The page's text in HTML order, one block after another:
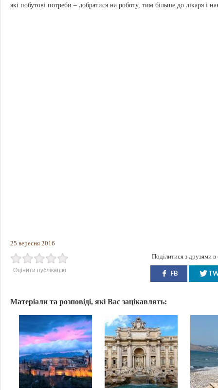
які побутові потреби – добратися на роботу, тим більше до лікаря і
25 вересня 2016
Оцінити публікацію
Поділитися з друзями
FB
Матеріали та розповіді, які Вас зацікавлять: